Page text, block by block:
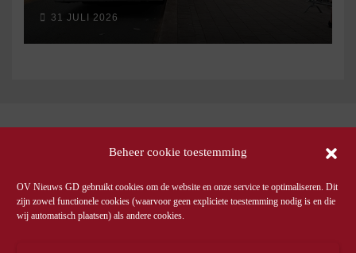
Beheer cookie toestemming
OV Nieuws GD gebruikt cookies om de website en onze service te optimaliseren. Dit
zijn zowel functionele cookies (waarvoor geen expliciete toestemming nodig is en die
wij automatisch plaatsen) als andere cookies.
31 JULI 2026